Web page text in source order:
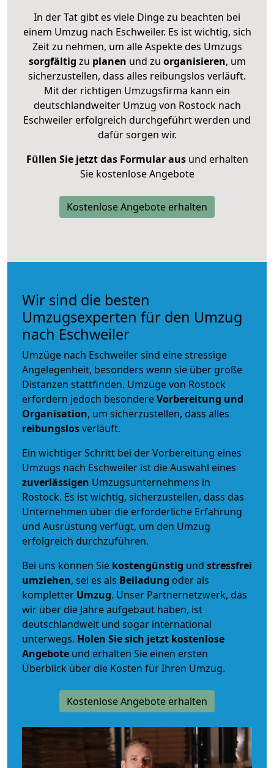
In der Tat gibt es viele Dinge zu beachten bei
einem Umzug nach Eschweiler. Es ist wichtig, sich
Zeit zu nehmen, um alle Aspekte des Umzugs
sorgfältig zu planen und zu organisieren, um
sicherzustellen, dass alles reibungslos verläuft.
Mit der richtigen Umzugsfirma kann ein
deutschlandweiter Umzug von Rostock nach
Eschweiler erfolgreich durchgeführt werden und
dafür sorgen wir.
Füllen Sie jetzt das Formular ausund erhalten
Sie kostenlose Angebote
Kostenlose Angebote erhalten
Wir sind die besten
Umzugsexperten für den Umzug
nach Eschweiler
Umzüge nach Eschweiler sind eine stressige
Angelegenheit, besonders wenn sie über große
Distanzen stattfinden. Umzüge von Rostock
erfordern jedoch besondereVorbereitung und
Organisation, um sicherzustellen, dass alles
reibungslosverläuft.
Ein wichtiger Schritt bei der Vorbereitung eines
Umzugs nach Eschweiler ist die Auswahl eines
zuverlässigen Umzugsunternehmens in
Rostock. Es ist wichtig, sicherzustellen, dass das
Unternehmen über die erforderliche Erfahrung
und Ausrüstung verfügt, um den Umzug
erfolgreich durchzuführen.
Bei uns können Sie kostengünstig und stressfrei
umziehen, sei es als Beiladung oder als
kompletter Umzug. Unser Partnernetzwerk, das
wir über die Jahre aufgebaut haben, ist
deutschlandweit und sogar international
unterwegs. Holen Sie sich jetzt kostenlose
Angebote und erhalten Sie einen ersten
Überblick über die Kosten für Ihren Umzug.
Kostenlose Angebote erhalten